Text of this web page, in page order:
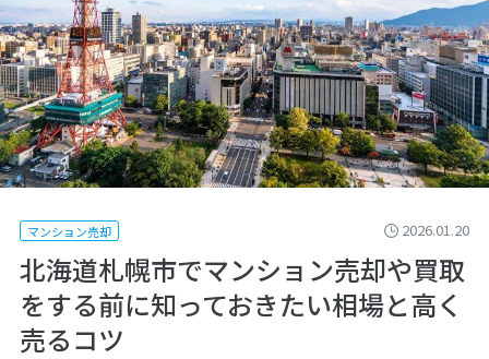
マンション売却 2026.01.20
北海道札幌市でマンション売却や買取
をする前に知っておきたい相場と高く
売るコツ